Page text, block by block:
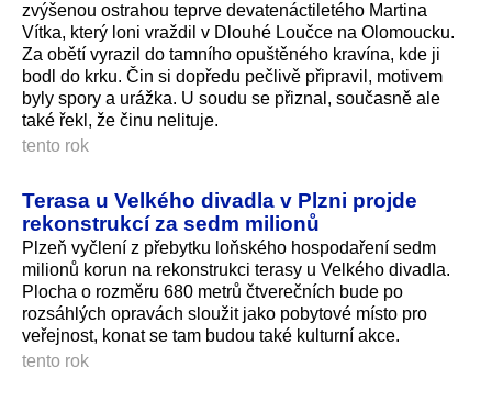
zvýšenou ostrahou teprve devatenáctiletého Martina
Vítka, který loni vraždil v Dlouhé Loučce na Olomoucku.
Za obětí vyrazil do tamního opuštěného kravína, kde ji
bodl do krku. Čin si dopředu pečlivě připravil, motivem
byly spory a urážka. U soudu se přiznal, současně ale
také řekl, že činu nelituje.
tento rok
Terasa u Velkého divadla v Plzni projde
rekonstrukcí za sedm milionů
Plzeň vyčlení z přebytku loňského hospodaření sedm
milionů korun na rekonstrukci terasy u Velkého divadla.
Plocha o rozměru 680 metrů čtverečních bude po
rozsáhlých opravách sloužit jako pobytové místo pro
veřejnost, konat se tam budou také kulturní akce.
tento rok